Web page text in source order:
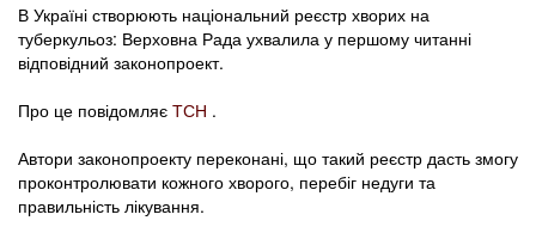
В Україні створюють національний реєстр хворих на
туберкульоз: Верховна Рада ухвалила у першому читанні
відповідний законопроект.
Про це повідомляє ТСН .
Автори законопроекту переконані, що такий реєстр дасть змогу
проконтролювати кожного хворого, перебіг недуги та
правильність лікування.